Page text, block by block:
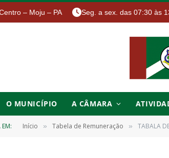
– Moju – PA Seg. a sex. das 07:30 às
O MUNICÍPIO A CÂMARA
EM: Início » Tabela de Remuneração » TABALA